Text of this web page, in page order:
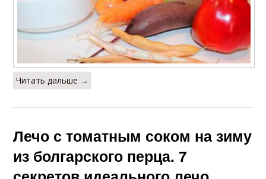
Читать дальше →
Лечо с томатным соком на зиму
из болгарского перца. 7